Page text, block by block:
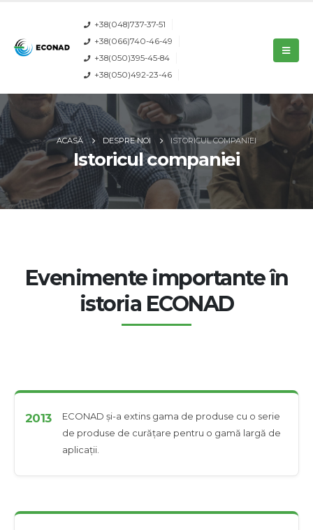
+38(048)737-37-51
+38(066)740-46-49
+38(050)395-45-84
+38(050)492-23-46
ACASĂ DESPRE NOI ISTORICUL COMPANIEI
Istoricul companiei
Evenimente importante în
istoria ECONAD
2013
ECONAD și-a extins gama de produse cu o serie
de produse de curățare pentru o gamă largă de
aplicații.